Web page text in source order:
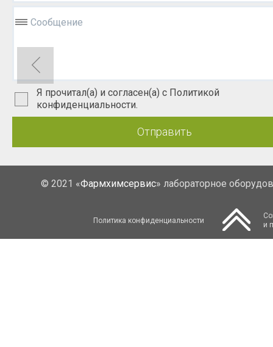
Сообщение
Я прочитал(а) и согласен(а) с Политикой
конфиденциальности.
Отправить
© 2021 «Фармхимсервис» лабораторное
Политика конфиденциальности
и